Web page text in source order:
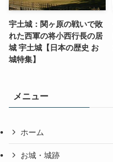
宇土城：関ヶ原の戦いで敗
れた西軍の将小西行長の居
城 宇土城【日本の歴史 お
城特集】
メニュー
ホーム
お城・城跡